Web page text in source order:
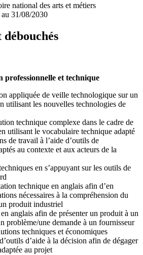
national des arts et métiers
31/08/2030
débouchés
professionnelle et technique
appliquée de veille technologique sur un
utilisant les nouvelles technologies de
technique complexe dans le cadre de
utilisant le vocabulaire technique adapté
de travail à l’aide d’outils de
au contexte et aux acteurs de la
en s’appuyant sur les outils de
technique en anglais afin d’en
nécessaires à la compréhension du
produit industriel
anglais afin de présenter un produit à un
problème/une demande à un fournisseur
techniques et économiques
d’aide à la décision afin de dégager
au projet